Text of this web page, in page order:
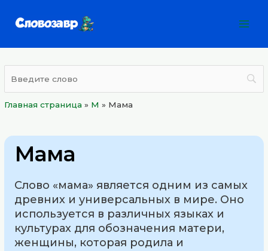
Главная страница » М » Мама
Мама
Слово «мама» является одним из самых
древних и универсальных в мире. Оно
используется в различных языках и
культурах для обозначения матери,
женщины, которая родила и